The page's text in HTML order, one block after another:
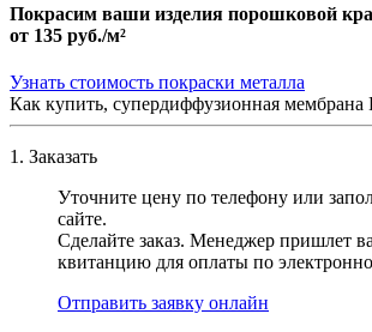
Покрасим ваши изделия порошковой
от 135 руб./м²
Узнать стоимость покраски металла
Как купить, супердиффузионная мембрана
1. Заказать
Уточните цену по телефону или
сайте.
Сделайте заказ. Менеджер пришлет
квитанцию для оплаты по
Отправить заявку онлайн